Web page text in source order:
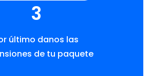
3
último danos las
de tu paquete